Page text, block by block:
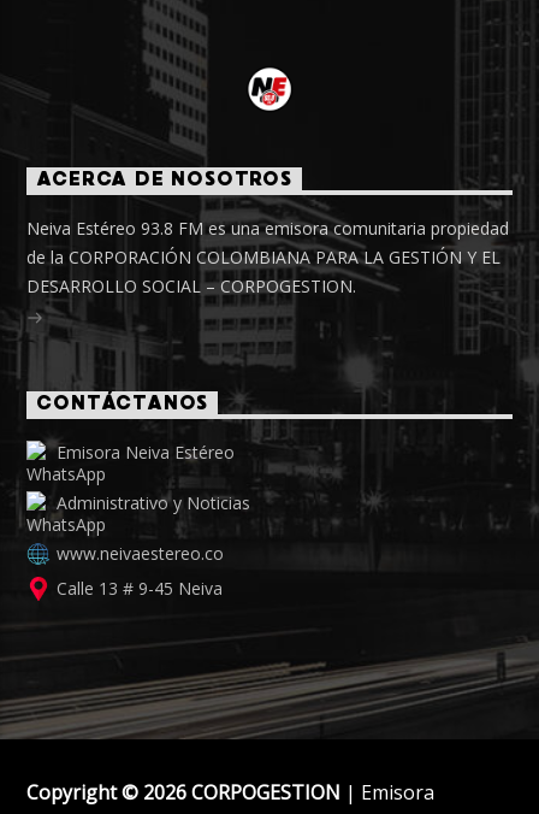
ACERCA DE NOSOTROS
Neiva Estéreo 93.8 FM es una emisora comunitaria propiedad
de la CORPORACIÓN COLOMBIANA PARA LA GESTIÓN Y EL
DESARROLLO SOCIAL – CORPOGESTION.
CONTÁCTANOS
Emisora Neiva Estéreo
Administrativo y Noticias
www.neivaestereo.co
Calle 13 # 9-45 Neiva
Copyright © 2026 CORPOGESTION | Emisora